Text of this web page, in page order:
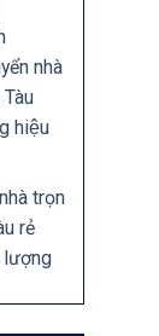
nhà
hiệu
trọn
rẻ
lượng